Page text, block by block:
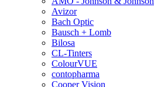
Avizor
Bach Optic
Bausch + Lomb
Bilosa
CL-Tinters
ColourVUE
contopharma
Cooper Vision